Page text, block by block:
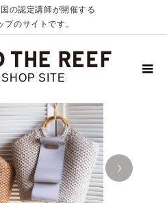
の認定講師が開催する
プのサイトです。
SITE